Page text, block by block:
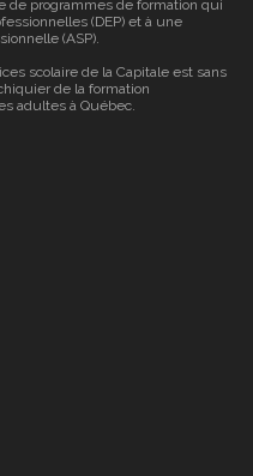
de programmes de formation qui
(DEP) et à une
(ASP).
scolaire de la Capitale est sans
de la formation
adultes à Québec.